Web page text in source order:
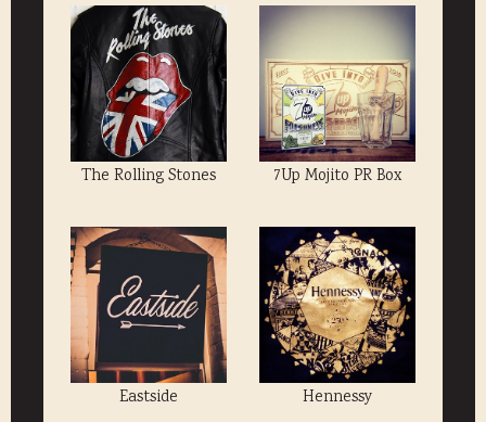
The Rolling Stones 7Up Mojito PR Box
Eastside Hennessy